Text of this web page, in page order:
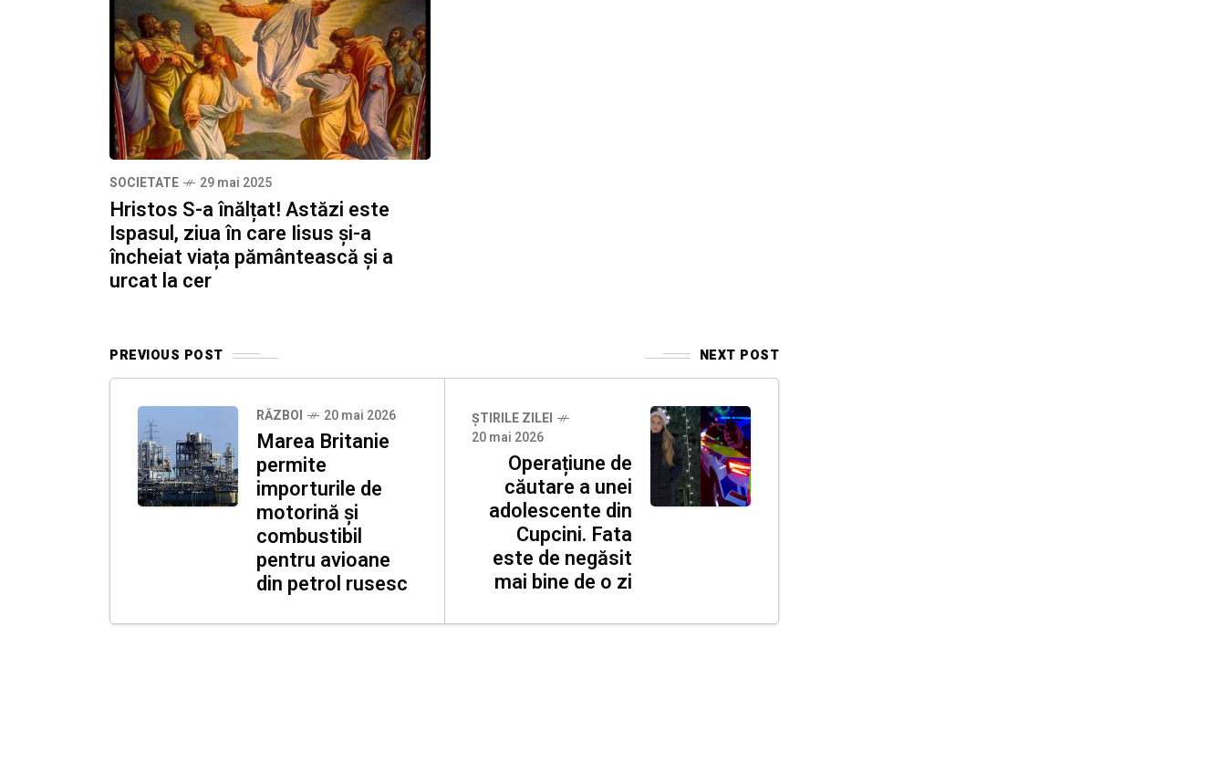
SOCIETATE 29 mai 2025
Hristos S-a înălțat! Astăzi este
Ispasul, ziua în care Iisus și-a
încheiat viața pământească și a
urcat la cer
PREVIOUS POST NEXT POST
RĂZBOI 20 mai 2026
Marea Britanie
permite
importurile de
motorină și
combustibil
pentru avioane
din petrol rusesc
ȘTIRILE ZILEI
20 mai 2026
Operațiune de
căutare a unei
adolescente din
Cupcini. Fata
este de negăsit
mai bine de o zi